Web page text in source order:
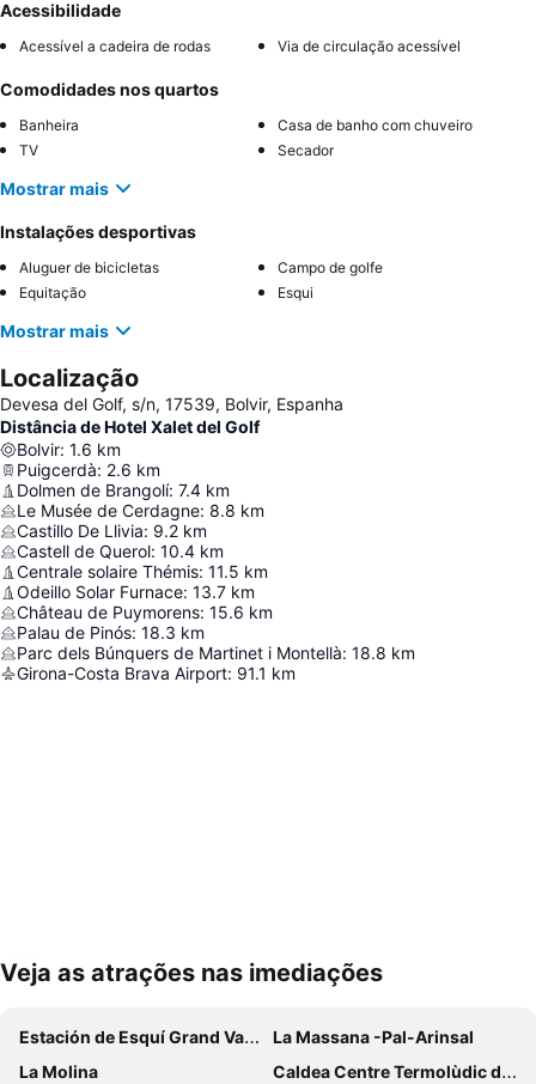
Acessibilidade
Acessível a cadeira de rodas Via de circulação acessível
Comodidades nos quartos
Banheira
Casa de banho com chuveiro
TV
Secador
Mostrar mais
Instalações desportivas
Aluguer de bicicletas
Campo de golfe
Equitação
Esqui
Mostrar mais
Localização
Devesa del Golf, s/n, 17539, Bolvir, Espanha
Distância de Hotel Xalet del Golf
Bolvir: 1.6 km
Puigcerdà: 2.6 km
Dolmen de Brangolí: 7.4 km
Le Musée de Cerdagne: 8.8 km
Castillo De Llivia: 9.2 km
Castell de Querol: 10.4 km
Centrale solaire Thémis: 11.5 km
Odeillo Solar Furnace: 13.7 km
Château de Puymorens: 15.6 km
Palau de Pinós: 18.3 km
Parc dels Búnquers de Martinet i Montellà: 18.8 km
Girona-Costa Brava Airport: 91.1 km
Ampliar mapa
Veja as atrações nas imediações
Estación de Esquí Grand Valira
La Massana -Pal-Arinsal
La Molina
Caldea Centre Termolùdic d' Andorra